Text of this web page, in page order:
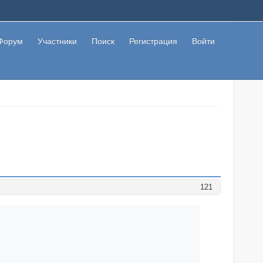
Участники Поиск Регистрация Войти
121